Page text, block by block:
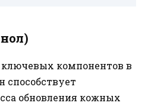
компонентов в
способствует
обновления кожных